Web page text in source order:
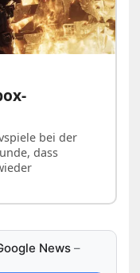
bei der
dass
News –